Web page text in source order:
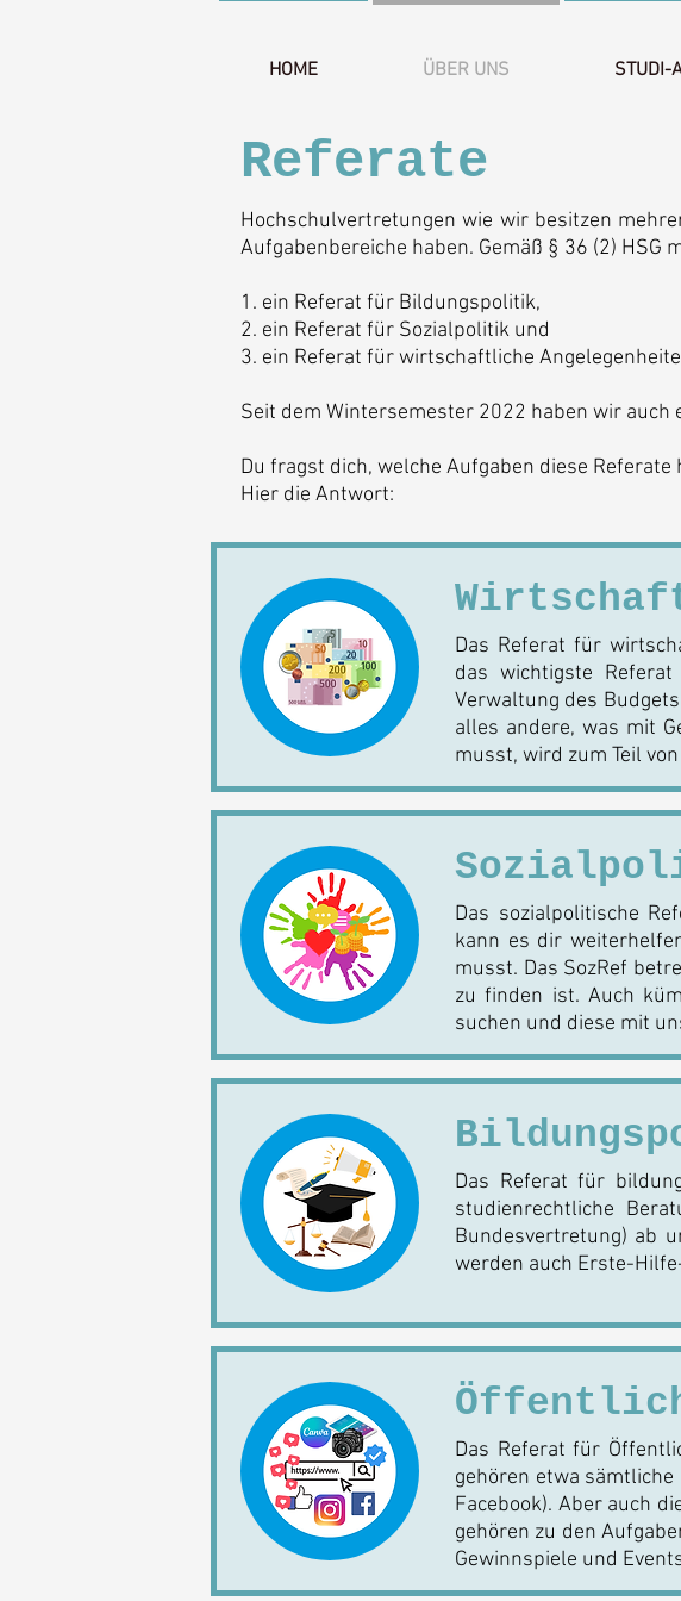
HOME ÜBER UNS STUDI-
Referate
Hochschulvertretungen wie wir besitzen
Aufgabenbereiche haben. Gemäß § 36 (2)
1. ein Referat für Bildungspolitik,
2. ein Referat für Sozialpolitik und
3. ein Referat für wirtschaftliche
Seit dem Wintersemester 2022 haben wir
Du fragst dich, welche Aufgaben diese Referate
Hier die Antwort:
Das Referat für
das wichtigste
Verwaltung des
alles andere, was mit
musst, wird zum Teil
Das sozialpolitische
kann es dir
musst. Das SozRef
zu finden ist. Auch
suchen und diese mit
Das Referat für
studienrechtliche
Bundesvertretung) ab
werden auch Erste-
Das Referat für
gehören etwa
Facebook). Aber auch
gehören zu den
Gewinnspiele und